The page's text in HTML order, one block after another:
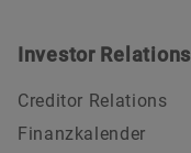
Investor Relations
Creditor Relations
Finanzkalender